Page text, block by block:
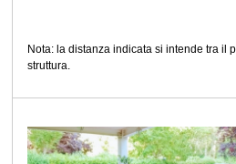
Nota: la distanza indicata si intende tra il
struttura.